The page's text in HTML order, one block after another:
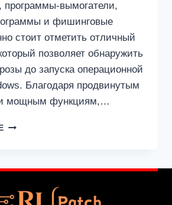
программы-вымогатели,
и фишинговые
стоит отметить отличный
позволяет обнаружить
до запуска операционной
Благодаря продвинутым
и мощным функциям,…
ESET
ЛИЦЕНЗИОННЫЙ